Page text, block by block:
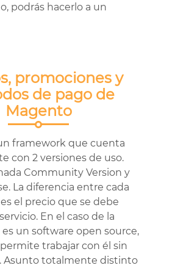
podrás hacerlo a un
promociones y
de pago de
Magento
framework que cuenta
con 2 versiones de uso.
Community Version y
La diferencia entre cada
el precio que se debe
En el caso de la
un software open source,
trabajar con él sin
Asunto totalmente distinto